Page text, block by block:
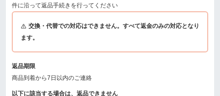
件に沿って返品手続きを行ってください
交換・代替での対応はできません。すべて返金のみの対応となり
ます。
返品期限
商品到着から7日以内のご連絡
以下に該当する場合は、返品できません